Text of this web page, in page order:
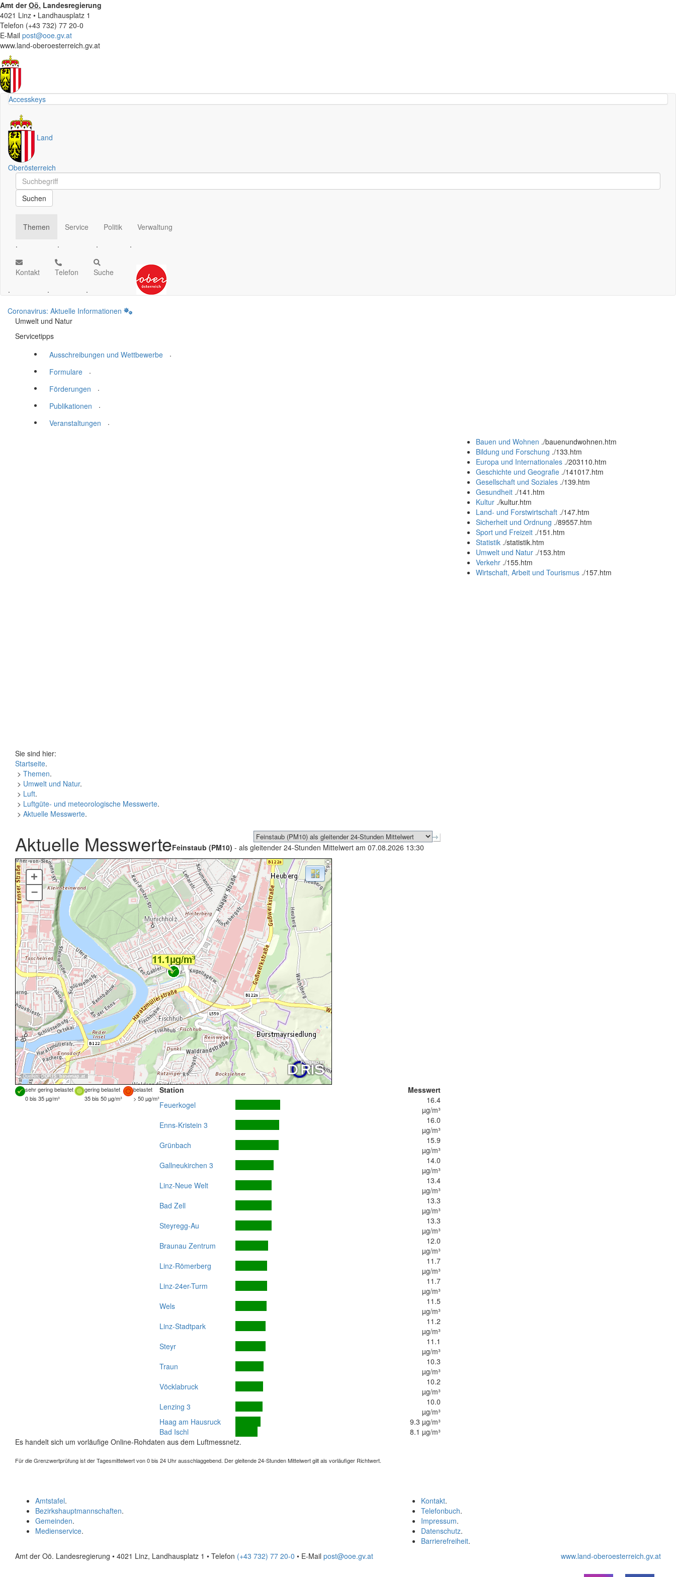
Amt derOö. Landesregierung
4021 Linz • Landhausplatz 1
Telefon (+43 732) 77 20-0
E-Mail post@ooe.gv.at
www.land-oberoesterreich.gv.at
Accesskeys
Land
Oberösterreich
Schnellsuche
Schnellsuche
Suchen
Themen
.
Service
.
Politik
.
Verwaltung
.
Kontakt
.
Telefon
.
Suche
.
Coronavirus: Aktuelle Informationen
Umwelt und Natur
Servicetipps
Ausschreibungen und Wettbewerbe
.
Formulare
.
Förderungen
.
Publikationen
.
Veranstaltungen
.
Bauen und Wohnen ./bauenundwohnen.htm
Bildung und Forschung ./133.htm
Europa und Internationales ./203110.htm
Geschichte und Geografie ./141017.htm
Gesellschaft und Soziales ./139.htm
Gesundheit ./141.htm
Kultur ./kultur.htm
Land- und Forstwirtschaft ./147.htm
Sicherheit und Ordnung ./89557.htm
Sport und Freizeit ./151.htm
Statistik ./statistik.htm
Umwelt und Natur ./153.htm
Verkehr ./155.htm
Wirtschaft, Arbeit und Tourismus ./157.htm
Sie sind hier:
Startseite.
> Themen.
> Umwelt und Natur.
> Luft.
> Luftgüte- und meteorologische Messwerte.
> Aktuelle Messwerte.
Aktuelle MesswerteFeinstaub (PM10) - als gleitender 24-Stunden Mittelwert am 07.08.2026 13:30
Quellen:DORIS, basemap.at
+
–
sehr gering belastet gering belastet
belastet
0 bis 35 µg/m³
35 bis 50 µg/m³ > 50 µg/m³
Station
Messwert
Feuerkogel
16.4
µg/m³
Enns-Kristein 3
16.0
µg/m³
Grünbach
15.9
µg/m³
Gallneukirchen 3
14.0
µg/m³
Linz-Neue Welt
13.4
µg/m³
Bad Zell
13.3
µg/m³
Steyregg-Au
13.3
µg/m³
Braunau Zentrum
12.0
µg/m³
Linz-Römerberg
11.7
µg/m³
Linz-24er-Turm
11.7
µg/m³
Wels
11.5
µg/m³
Linz-Stadtpark
11.2
µg/m³
Steyr
11.1
µg/m³
Traun
10.3
µg/m³
Vöcklabruck
10.2
µg/m³
Lenzing 3
10.0
µg/m³
Haag am Hausruck
9.3 µg/m³
Bad Ischl
8.1 µg/m³
Es handelt sich um vorläufige Online-Rohdaten aus dem Luftmessnetz.
Für die Grenzwertprüfung ist der Tagesmittelwert von 0 bis 24 Uhr ausschlaggebend. Der gleitende 24-Stunden Mittelwert gilt als vorläufiger Richtwert.
Kontakt.
Telefonbuch.
Impressum.
Datenschutz.
Barrierefreiheit.
Amtstafel.
Bezirkshauptmannschaften.
Gemeinden.
Medienservice.
Amt der Oö. Landesregierung • 4021 Linz, Landhausplatz 1 • Telefon (+43 732) 77 20-0 • E-Mail post@ooe.gv.at www.land-oberoesterreich.gv.at